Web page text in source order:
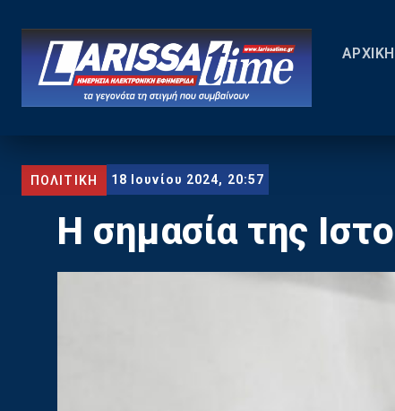
ΑΡΧΙΚΗ
ΠΟΛΙΤΙΚΗ 18 Ιουνίου 2024, 20:57
Η σημασία της